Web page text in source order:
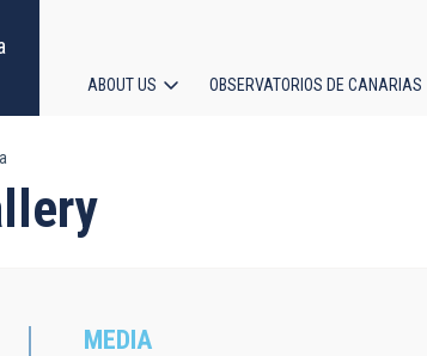
ABOUT US OBSERVATORIOS DE CANARIAS
MEDIA